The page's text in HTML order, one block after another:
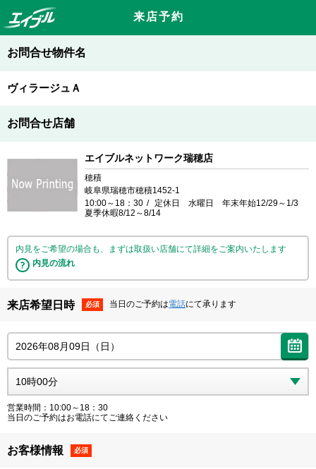
来店予約
お問合せ物件名
ヴィラージュＡ
お問合せ店舗
エイブルネットワーク瑞穂店
穂積
岐阜県瑞穂市穂積1452-1
10:00～18：30
定休日 水曜日 年末年始12/29～1/3
夏季休暇8/12～8/14
内見をご希望の場合も、まずは取扱い店舗にて詳細をご案内いたします
内見の流れ
来店希望日時 必須 当日のご予約は電話にて承ります
営業時間：10:00～18：30
当日のご予約はお電話にてご連絡ください
お客様情報 必須